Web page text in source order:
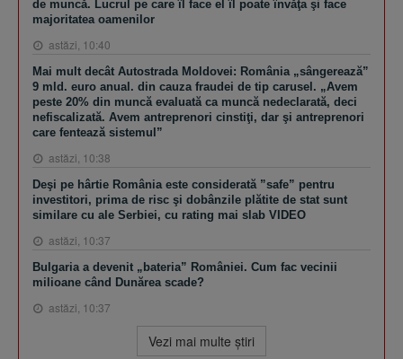
de muncă. Lucrul pe care îl face el îl poate învăţa şi face
majoritatea oamenilor
astăzi, 10:40
Mai mult decât Autostrada Moldovei: România „sângerează”
9 mld. euro anual. din cauza fraudei de tip carusel. „Avem
peste 20% din muncă evaluată ca muncă nedeclarată, deci
nefiscalizată. Avem antreprenori cinstiţi, dar şi antreprenori
care fentează sistemul”
astăzi, 10:38
Deşi pe hârtie România este considerată ”safe” pentru
investitori, prima de risc şi dobânzile plătite de stat sunt
similare cu ale Serbiei, cu rating mai slab VIDEO
astăzi, 10:37
Bulgaria a devenit „bateria” României. Cum fac vecinii
milioane când Dunărea scade?
astăzi, 10:37
Vezi mai multe ştiri